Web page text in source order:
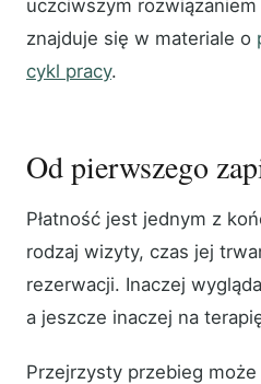
uczciwszym
znajduje się w materiale o
cykl pracy.
Od pierwszego
Płatność jest jednym z
rodzaj wizyty, czas jej
rezerwacji. Inaczej
a jeszcze inaczej na
Przejrzysty przebieg